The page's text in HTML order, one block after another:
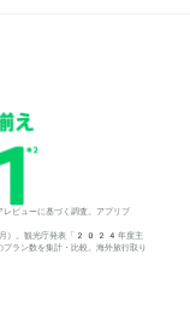
ビューに基づく調査。アプリブ
）。観光庁発表「2024年度主
ラン数を集計・比較。海外旅行取り